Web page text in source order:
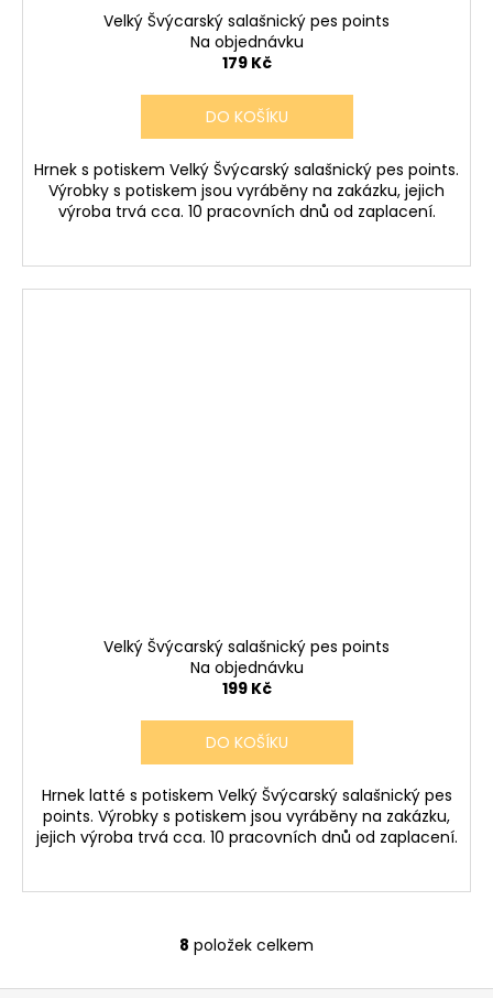
Velký Švýcarský salašnický pes points
Na objednávku
179 Kč
DO KOŠÍKU
Hrnek s potiskem Velký Švýcarský salašnický pes points.
Výrobky s potiskem jsou vyráběny na zakázku, jejich
výroba trvá cca. 10 pracovních dnů od zaplacení.
Velký Švýcarský salašnický pes points
Na objednávku
199 Kč
DO KOŠÍKU
Hrnek latté s potiskem Velký Švýcarský salašnický pes
points. Výrobky s potiskem jsou vyráběny na zakázku,
jejich výroba trvá cca. 10 pracovních dnů od zaplacení.
O
v
8 položek celkem